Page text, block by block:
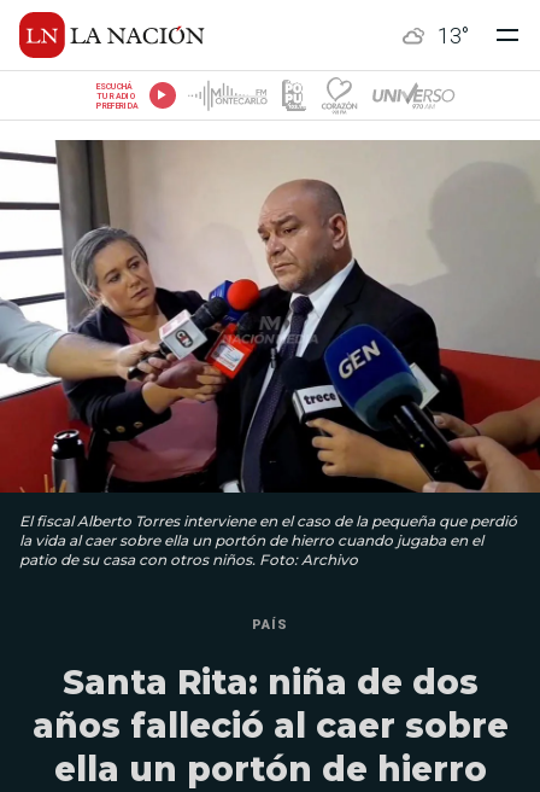
13°
ESCUCHÁ
TU RADIO
PREFERIDA
El fiscal Alberto Torres interviene en el caso de la pequeña que perdió
la vida al caer sobre ella un portón de hierro cuando jugaba en el
patio de su casa con otros niños. Foto: Archivo
PAÍS
Santa Rita: niña de dos
años falleció al caer sobre
ella un portón de hierro